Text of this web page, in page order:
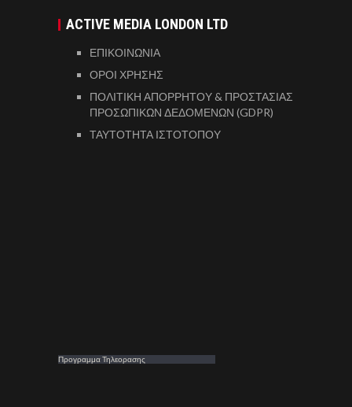
ACTIVE MEDIA LONDON LTD
ΕΠΙΚΟΙΝΩΝΙΑ
ΟΡΟΙ ΧΡΗΣΗΣ
ΠΟΛΙΤΙΚΗ ΑΠΟΡΡΗΤΟΥ & ΠΡΟΣΤΑΣΙΑΣ
ΠΡΟΣΩΠΙΚΩΝ ΔΕΔΟΜΕΝΩΝ (GDPR)
ΤΑΥΤΟΤΗΤΑ ΙΣΤΟΤΟΠΟΥ
Προγραμμα Τηλεορασης